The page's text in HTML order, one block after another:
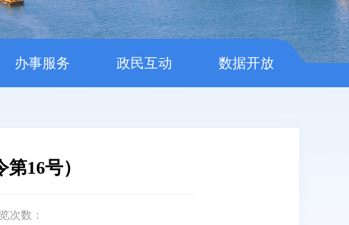
办事服务 政民互动 数据开放
16号）
次数：